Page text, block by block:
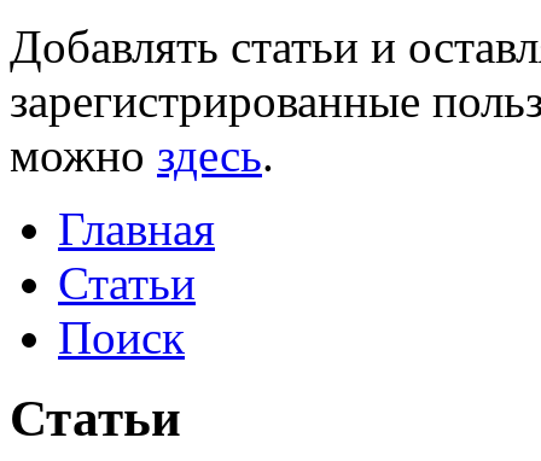
Добавлять статьи и
зарегистрированные
можно здесь.
Главная
Статьи
Поиск
Статьи